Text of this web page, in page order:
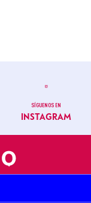
SÍGUENOS EN
INSTAGRAM